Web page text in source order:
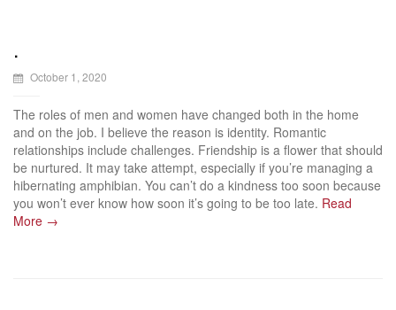
.
October 1, 2020
The roles of men and women have changed both in the home
and on the job. I believe the reason is identity. Romantic
relationships include challenges. Friendship is a flower that should
be nurtured. It may take attempt, especially if you’re managing a
hibernating amphibian. You can’t do a kindness too soon because
you won’t ever know how soon it’s going to be too late. Read
More →